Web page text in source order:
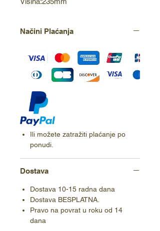
Načini Plaćanja
Ili možete zatražiti plaćanje po
ponudi.
Dostava
Dostava 10-15 radna dana
Dostava BESPLATNA.
Pravo na povrat u roku od 14
dana